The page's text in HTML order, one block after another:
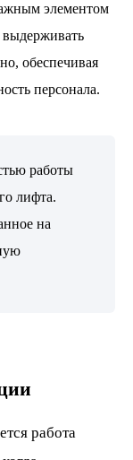
элементом
обеспечивая
персонала.
работы
лифта.
на
работа